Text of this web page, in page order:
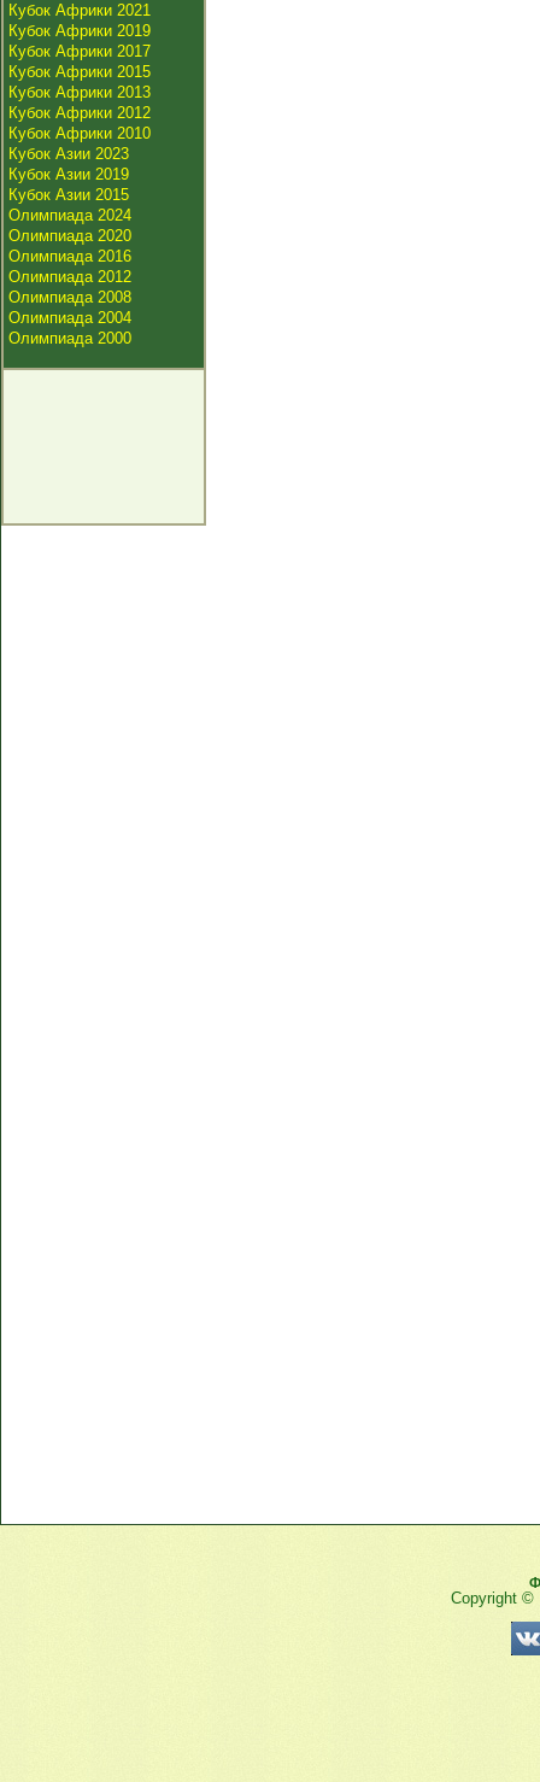
Кубок Африки 2021
Кубок Африки 2019
Кубок Африки 2017
Кубок Африки 2015
Кубок Африки 2013
Кубок Африки 2012
Кубок Африки 2010
Кубок Азии 2023
Кубок Азии 2019
Кубок Азии 2015
Олимпиада 2024
Олимпиада 2020
Олимпиада 2016
Олимпиада 2012
Олимпиада 2008
Олимпиада 2004
Олимпиада 2000
Copyright ©